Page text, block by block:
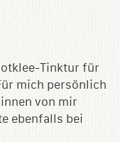
Tinktur für
mich persönlich
von mir
ebenfalls bei